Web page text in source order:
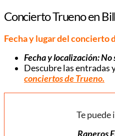
Concierto Trueno en
Fecha y lugar del concierto
Fecha y localización:
Descubre las entradas
conciertos de Trueno.
Te puede
Raperos